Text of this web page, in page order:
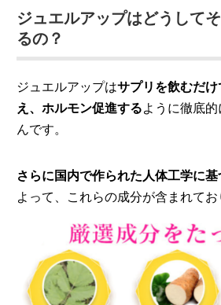
ジュエルアップはどうして
るの？
ジュエルアップはサプリを飲むだ
え、ホルモン促進するように徹底
んです。
さらに国内で作られた人体工学に
よって、これらの成分が含まれてお